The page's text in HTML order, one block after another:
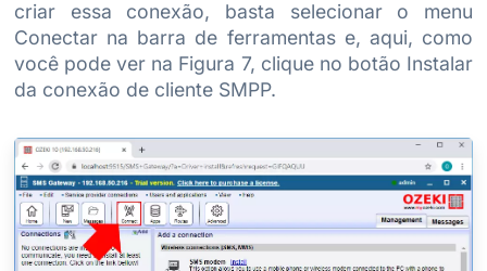
criar essa conexão, basta selecionar o menu
Conectar na barra de ferramentas e, aqui, como
você pode ver na Figura 7, clique no botão Instalar
da conexão de cliente SMPP.